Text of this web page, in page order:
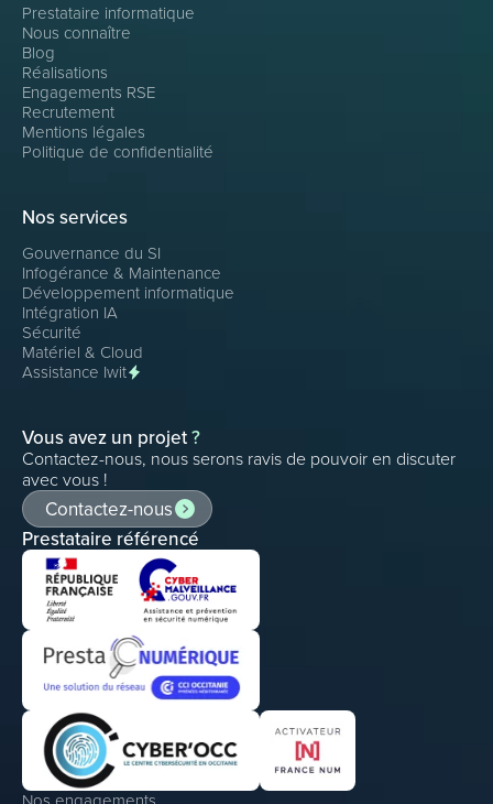
Prestataire informatique
Nous connaître
Blog
Réalisations
Engagements RSE
Recrutement
Mentions légales
Politique de confidentialité
Nos services
Gouvernance du SI
Infogérance & Maintenance
Développement informatique
Intégration IA
Sécurité
Matériel & Cloud
Assistance Iwit
Vous avez un projet?
Contactez-nous, nous serons ravis de pouvoir en discuter
avec vous !
Contactez-nous
Prestataire référencé